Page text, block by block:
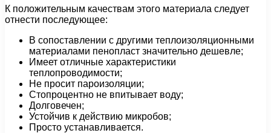
К положительным качествам этого материала следует
отнести последующее:
В сопоставлении с другими теплоизоляционными
материалами пенопласт значительно дешевле;
Имеет отличные характеристики
теплопроводимости;
Не просит пароизоляции;
Стопроцентно не впитывает воду;
Долговечен;
Устойчив к действию микробов;
Просто устанавливается.